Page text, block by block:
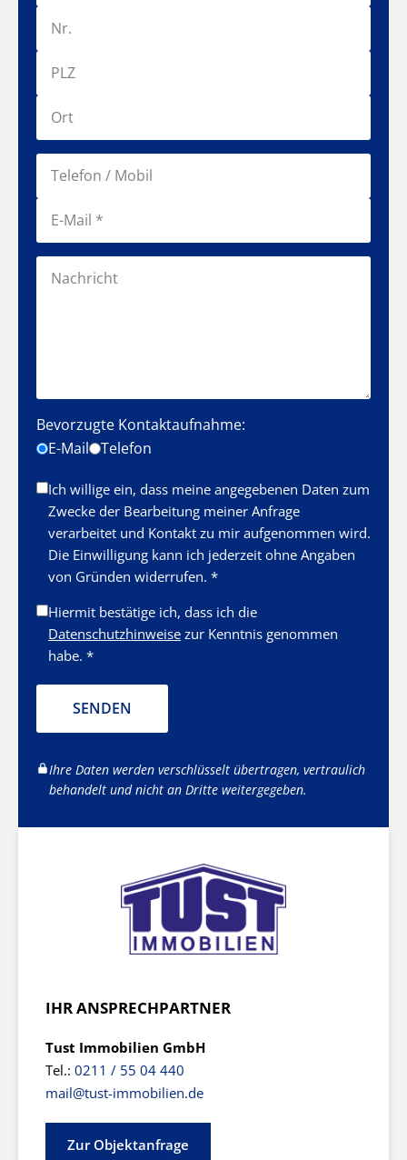
Bevorzugte Kontaktaufnahme:
E-Mail
Telefon
Ich willige ein, dass meine angegebenen Daten zum
Zwecke der Bearbeitung meiner Anfrage
verarbeitet und Kontakt zu mir aufgenommen wird.
Die Einwilligung kann ich jederzeit ohne Angaben
von Gründen widerrufen. *
Hiermit bestätige ich, dass ich die
Datenschutzhinweise zur Kenntnis genommen
habe. *
SENDEN
Ihre Daten werden verschlüsselt übertragen, vertraulich
behandelt und nicht an Dritte weitergegeben.
IHR ANSPRECHPARTNER
Tust Immobilien GmbH
Tel.: 0211 / 55 04 440
mail@tust-immobilien.de
Zur Objektanfrage